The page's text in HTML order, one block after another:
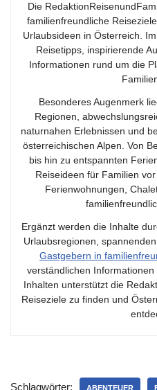
Die
familienfreundliche
Urlaubsideen in Österreich.
Reisetipps, inspirierende
Informationen rund um die
Besonderes Augenmerk
Regionen,
naturnahen Erlebnissen und
österreichischen Alpen. Von
bis hin zu entspannten
Reiseideen für Familien
Ferienwohnungen,
Ergänzt werden die Inhalte
Urlaubsregionen,
Gastgebern in
verständlichen
Inhalten unterstützt die
Reiseziele zu finden und
Schlagwörter: ABENTEUER